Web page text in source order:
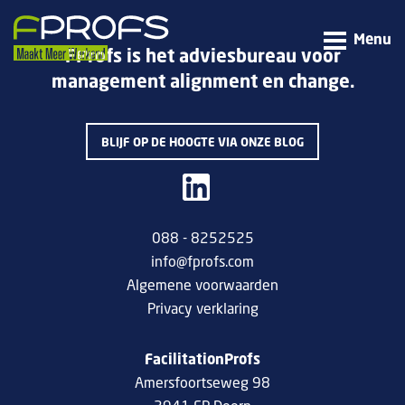
Menu
FProfs is het adviesbureau voor
management alignment en change.
BLIJF OP DE HOOGTE VIA ONZE BLOG
088 - 8252525
info@fprofs.com
Algemene voorwaarden
Privacy verklaring
FacilitationProfs
Amersfoortseweg 98